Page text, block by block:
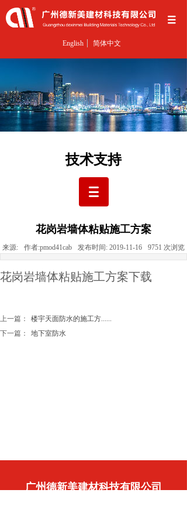
English 简体中文
技术支持
花岗岩墙体粘贴施工方案
来源: 作者:pmod41cab 发布时间: 2019-11-16 9751 次浏览
花岗岩墙体粘贴施工方案下载
上一篇：
楼宇天面防水的施工方......
下一篇：
地下室防水
广州德新美建材科技有限公司